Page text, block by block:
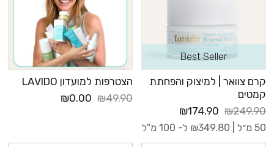
Best Seller
קרם צוואר | למיצוק והפחתת
קמטים
₪249.90
₪174.90
50 מ״ל | ₪349.80 ל- 100 מ"ל
הצטרפות למועדון LAVIDO
₪49.90
₪0.00